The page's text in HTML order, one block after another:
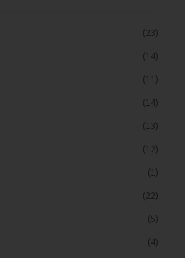
(23)
(14)
(11)
(14)
(13)
(12)
(1)
(22)
(5)
(4)